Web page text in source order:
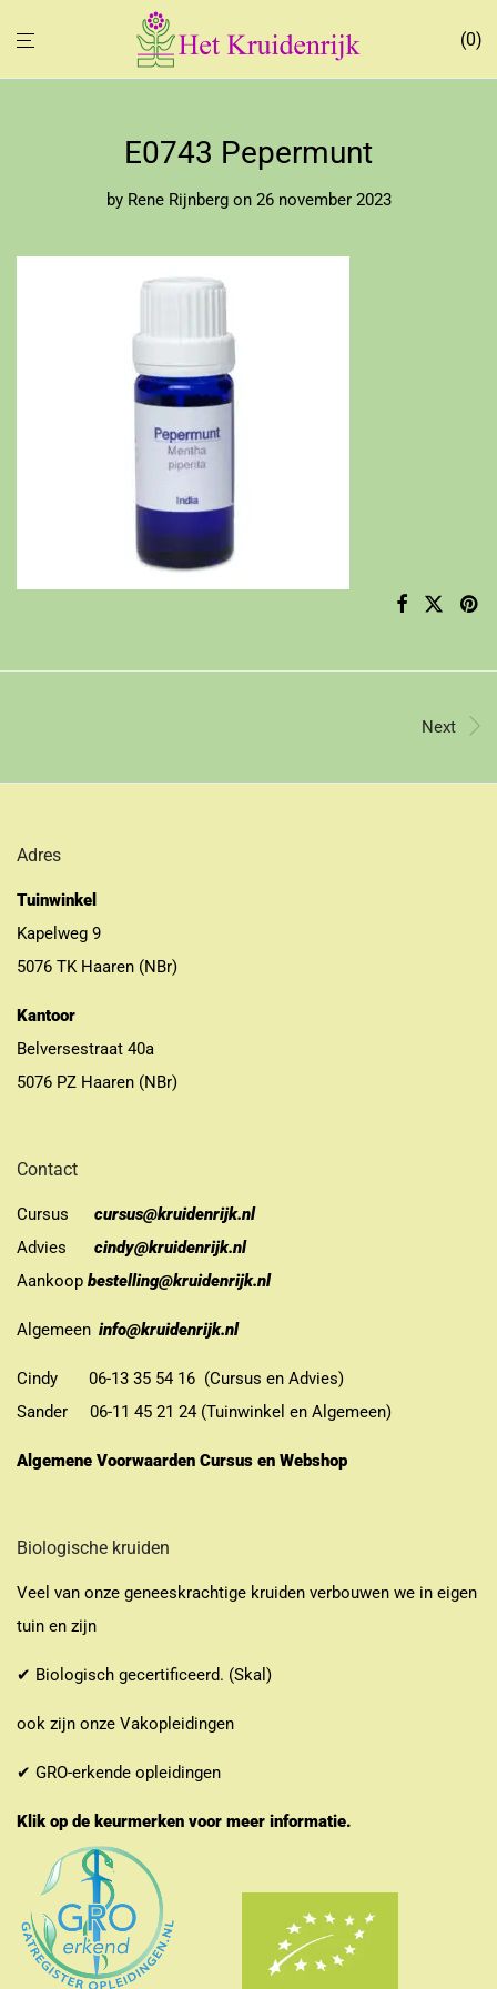
0
E0743 Pepermunt
by Rene Rijnberg on 26 november 2023
Next
Adres
Tuinwinkel
Kapelweg 9
5076 TK Haaren (NBr)
Kantoor
Belversestraat 40a
5076 PZ Haaren (NBr)
Contact
Cursus
cursus@kruidenrijk.nl
Advies
cindy@kruidenrijk.nl
Aankoop bestelling@kruidenrijk.nl
Algemeen info@kruidenrijk.nl
Cindy 06-13 35 54 16 (Cursus en Advies)
Sander 06-11 45 21 24 (Tuinwinkel en Algemeen)
Algemene Voorwaarden Cursus en Webshop
Biologische kruiden
Veel van onze geneeskrachtige kruiden verbouwen we in eigen
tuin en zijn
✔ Biologisch gecertificeerd. (Skal)
ook zijn onze Vakopleidingen
✔ GRO-erkende opleidingen
Klik op de keurmerken voor meer informatie.